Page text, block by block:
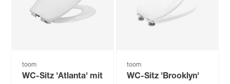
toom
WC-Sitz 'Atlanta' mit
toom
WC-Sitz 'Brooklyn'